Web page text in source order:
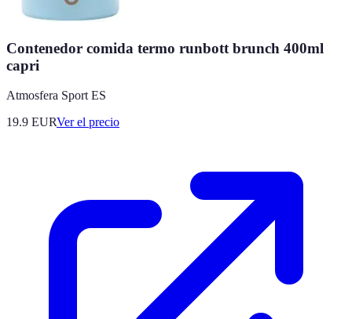
Contenedor comida termo runbott brunch 400ml
capri
Atmosfera Sport ES
19.9 EURVer el precio